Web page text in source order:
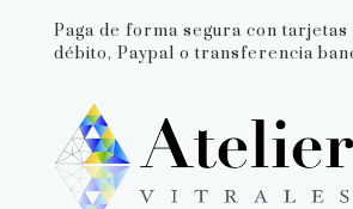
Paga de forma segura con
débito, Paypal o transferencia